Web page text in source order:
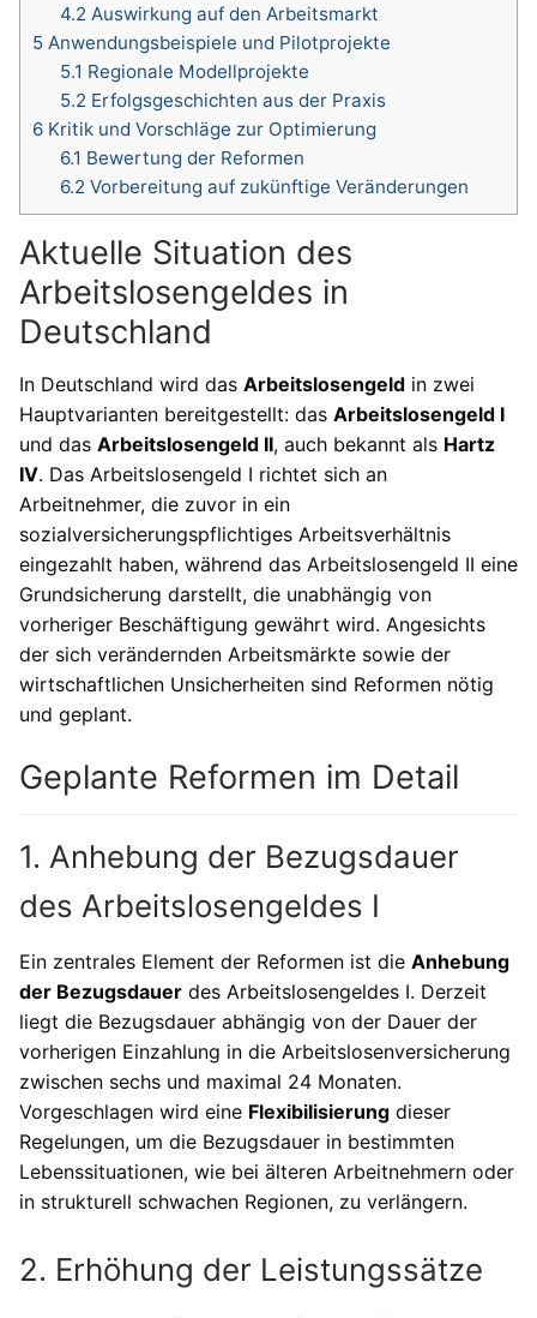
4.2 Auswirkung auf den Arbeitsmarkt
5 Anwendungsbeispiele und Pilotprojekte
5.1 Regionale Modellprojekte
5.2 Erfolgsgeschichten aus der Praxis
6 Kritik und Vorschläge zur Optimierung
6.1 Bewertung der Reformen
6.2 Vorbereitung auf zukünftige Veränderungen
Aktuelle Situation des
Arbeitslosengeldes in
Deutschland
In Deutschland wird das Arbeitslosengeld in zwei
Hauptvarianten bereitgestellt: das Arbeitslosengeld I
und das Arbeitslosengeld II, auch bekannt als Hartz
IV. Das Arbeitslosengeld I richtet sich an
Arbeitnehmer, die zuvor in ein
sozialversicherungspflichtiges Arbeitsverhältnis
eingezahlt haben, während das Arbeitslosengeld II eine
Grundsicherung darstellt, die unabhängig von
vorheriger Beschäftigung gewährt wird. Angesichts
der sich verändernden Arbeitsmärkte sowie der
wirtschaftlichen Unsicherheiten sind Reformen nötig
und geplant.
Geplante Reformen im Detail
1. Anhebung der Bezugsdauer
des Arbeitslosengeldes I
Ein zentrales Element der Reformen ist die Anhebung
der Bezugsdauer des Arbeitslosengeldes I. Derzeit
liegt die Bezugsdauer abhängig von der Dauer der
vorherigen Einzahlung in die Arbeitslosenversicherung
zwischen sechs und maximal 24 Monaten.
Vorgeschlagen wird eine Flexibilisierung dieser
Regelungen, um die Bezugsdauer in bestimmten
Lebenssituationen, wie bei älteren Arbeitnehmern oder
in strukturell schwachen Regionen, zu verlängern.
2. Erhöhung der Leistungssätze